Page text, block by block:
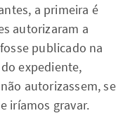
a primeira é
autorizaram a
publicado na
expediente,
autorizassem, se
iríamos gravar.